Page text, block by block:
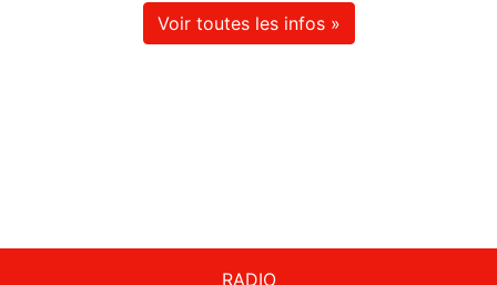
Voir toutes les infos »
RADIO